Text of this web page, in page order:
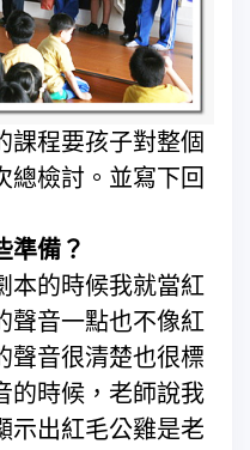
程要孩子對整個
總檢討。並寫下回
準備？
本的時候我就當紅
聲音一點也不像紅
聲音很清楚也很標
的時候，老師說我
示出紅毛公雞是老